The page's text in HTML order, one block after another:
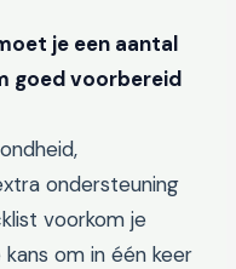
je een aantal
goed voorbereid
ondersteuning
voorkom je
om in één keer